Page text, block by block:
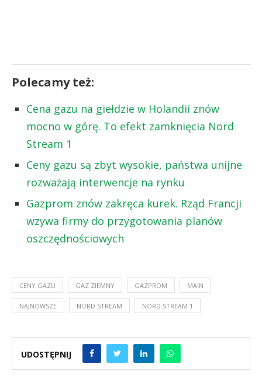
Polecamy też:
Cena gazu na giełdzie w Holandii znów
mocno w górę. To efekt zamknięcia Nord
Stream 1
Ceny gazu są zbyt wysokie, państwa unijne
rozważają interwencje na rynku
Gazprom znów zakręca kurek. Rząd Francji
wzywa firmy do przygotowania planów
oszczędnościowych
CENY GAZU GAZ ZIEMNY GAZPROM MAIN
NAJNOWSZE NORD STREAM NORD STREAM 1
UDOSTĘPNIJ